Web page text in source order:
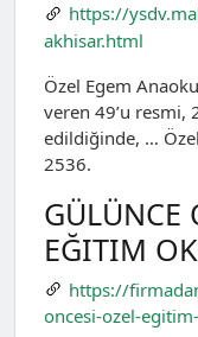
https://
akhisar.html
Özel Egem
veren 49’u resmi,
edildiğinde, …
2536.
GÜLÜNCE
EĞITIM
https://
oncesi-ozel-